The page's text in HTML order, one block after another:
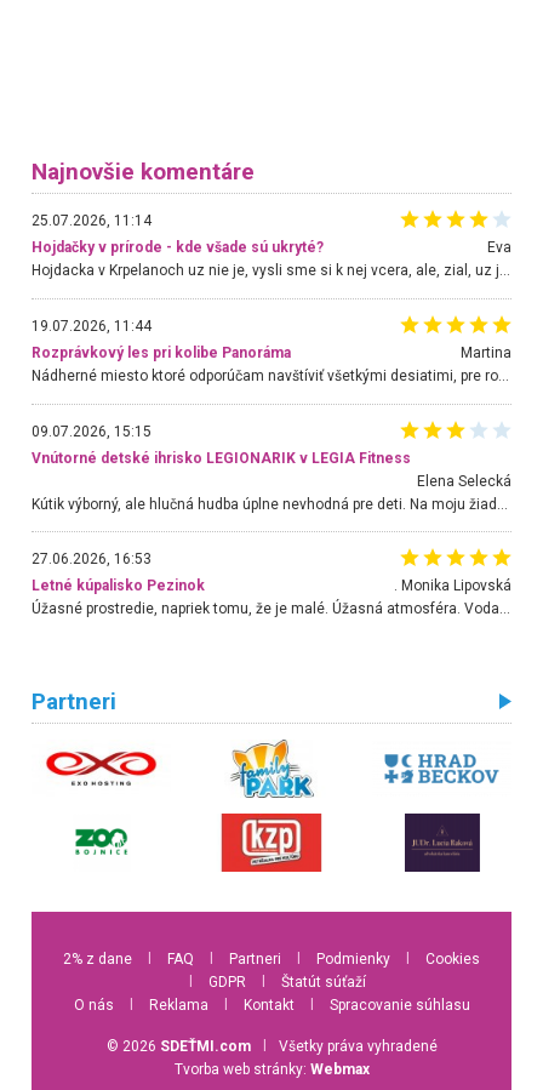
Najnovšie komentáre
25.07.2026, 11:14
Hojdačky v prírode - kde všade sú ukryté?
Eva
Hojdacka v Krpelanoch uz nie je, vysli sme si k nej vcera, ale, zial, uz je znicena. Ak sem planujete cestu len kvoli hojdacke, mozete si ju usetrit. Krasny vyhlad je tu vsak aj bez hojdacky :-)
19.07.2026, 11:44
Rozprávkový les pri kolibe Panoráma
Martina
Nádherné miesto ktoré odporúčam navštíviť všetkými desiatimi, pre rodiny s deťmi, dôchodcom... Proste a jednoducho ozaj rozprávkový les.. určite ešte prídeme. Odniesli sme si na pamiatku krásne tričká,
09.07.2026, 15:15
Vnútorné detské ihrisko LEGIONARIK v LEGIA Fitness
Elena Selecká
27.06.2026, 16:53
Letné kúpalisko Pezinok
. Monika Lipovská
Úžasné prostredie, napriek tomu, že je malé. Úžasná atmosféra. Voda fantastická a nádherná. Ľudí je pomerne veľa, ale su mili a ohľaduplní. Je veľmi zaujímavé sledovať, ako dokážu spolu športovať cudzí ľudia a bez ohľadu na vek. Vládne tu pohoda. Vnuka neviem dostať z vody. Ďakujem za krásny deň . Urcite sa sem vrátim. Jediný problém je s parkovaním, ale aj ten sa mi podarilo vyriešiť. Monika Bratislava
Partneri
2% z dane FAQ Partneri Podmienky
Cookies
GDPR
Štatút súťaží
O nás
Reklama Kontakt Spracovanie súhlasu
© 2026 SDEŤMI.com
Všetky práva vyhradené
Tvorba web stránky: Webmax